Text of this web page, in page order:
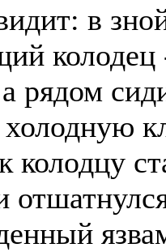
в
колодец
рядом
холодную
колодцу